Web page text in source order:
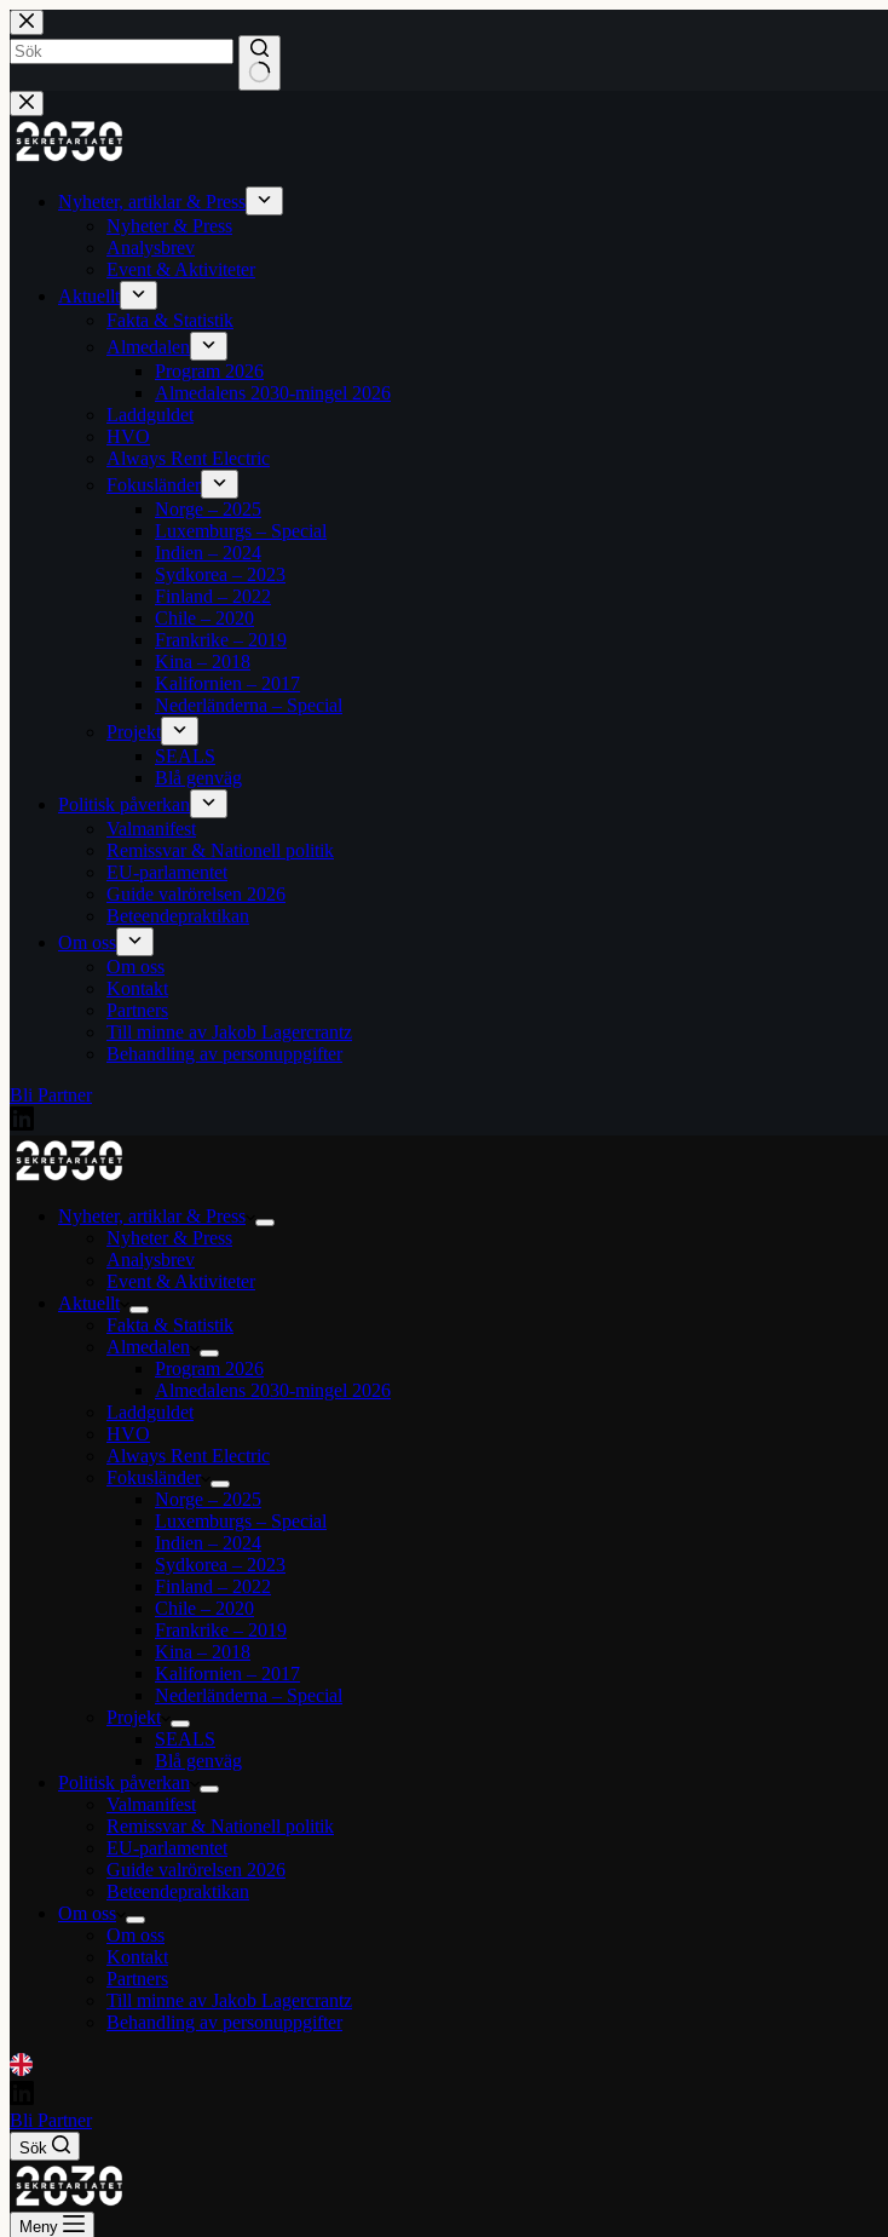
Hoppa
till
innehåll
Inga
resultat
Nyheter, artiklar & Press
Nyheter & Press
Analysbrev
Event & Aktiviteter
Aktuellt
Fakta & Statistik
Almedalen
Program 2026
Almedalens 2030-mingel 2026
Laddguldet
HVO
Always Rent Electric
Fokusländer
Norge – 2025
Luxemburgs – Special
Indien – 2024
Sydkorea – 2023
Finland – 2022
Chile – 2020
Frankrike – 2019
Kina – 2018
Kalifornien – 2017
Nederländerna – Special
Projekt
SEALS
Blå genväg
Politisk påverkan
Valmanifest
Remissvar & Nationell politik
EU-parlamentet
Guide valrörelsen 2026
Beteendepraktikan
Om oss
Om oss
Kontakt
Partners
Till minne av Jakob Lagercrantz
Behandling av personuppgifter
Bli Partner
Nyheter, artiklar & Press
Nyheter & Press
Analysbrev
Event & Aktiviteter
Aktuellt
Fakta & Statistik
Almedalen
Program 2026
Almedalens 2030-mingel 2026
Laddguldet
HVO
Always Rent Electric
Fokusländer
Norge – 2025
Luxemburgs – Special
Indien – 2024
Sydkorea – 2023
Finland – 2022
Chile – 2020
Frankrike – 2019
Kina – 2018
Kalifornien – 2017
Nederländerna – Special
Projekt
SEALS
Blå genväg
Politisk påverkan
Valmanifest
Remissvar & Nationell politik
EU-parlamentet
Guide valrörelsen 2026
Beteendepraktikan
Om oss
Om oss
Kontakt
Partners
Till minne av Jakob Lagercrantz
Behandling av personuppgifter
Bli Partner
Sök
Meny